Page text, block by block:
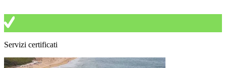
Servizi certificati